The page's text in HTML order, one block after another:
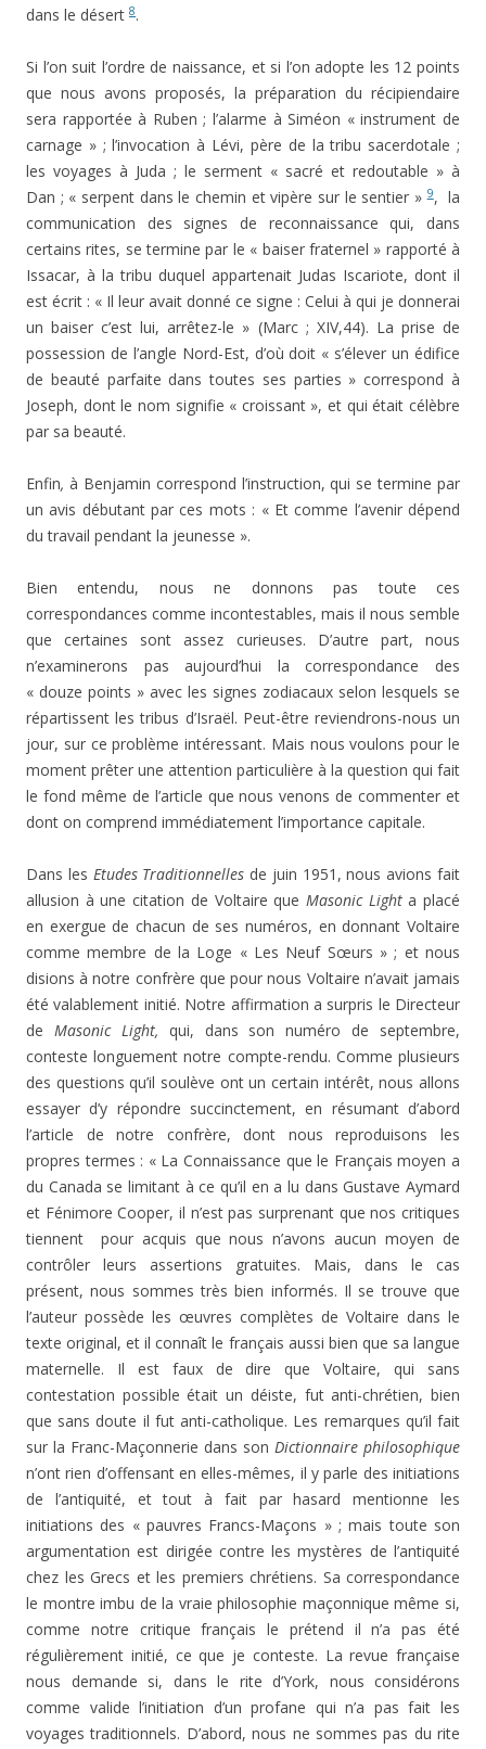
dans le désert 8.
Si l’on suit l’ordre de naissance, et si l’on adopte les 12 points
que nous avons proposés, la préparation du récipiendaire
sera rapportée à Ruben ; l’alarme à Siméon « instrument de
carnage » ; l’invocation à Lévi, père de la tribu sacerdotale ;
les voyages à Juda ; le serment « sacré et redoutable » à
Dan ; « serpent dans le chemin et vipère sur le sentier »9, la
communication des signes de reconnaissance qui, dans
certains rites, se termine par le « baiser fraternel » rapporté à
Issacar, à la tribu duquel appartenait Judas Iscariote, dont il
est écrit : « Il leur avait donné ce signe : Celui à qui je donnerai
un baiser c’est lui, arrêtez-le » (Marc ; XIV,44). La prise de
possession de l’angle Nord-Est, d’où doit « s’élever un édifice
de beauté parfaite dans toutes ses parties » correspond à
Joseph, dont le nom signifie « croissant », et qui était célèbre
par sa beauté.
Enfin, à Benjamin correspond l’instruction, qui se termine par
un avis débutant par ces mots : « Et comme l’avenir dépend
du travail pendant la jeunesse ».
Bien entendu, nous ne donnons pas toute ces
correspondances comme incontestables, mais il nous semble
que certaines sont assez curieuses. D’autre part, nous
n’examinerons pas aujourd’hui la correspondance des
« douze points » avec les signes zodiacaux selon lesquels se
répartissent les tribus d’Israël. Peut-être reviendrons-nous un
jour, sur ce problème intéressant. Mais nous voulons pour le
moment prêter une attention particulière à la question qui fait
le fond même de l’article que nous venons de commenter et
dont on comprend immédiatement l’importance capitale.
Dans les Etudes Traditionnelles de juin 1951, nous avions fait
allusion à une citation de Voltaire que Masonic Lighta placé
en exergue de chacun de ses numéros, en donnant Voltaire
comme membre de la Loge « Les Neuf Sœurs » ; et nous
disions à notre confrère que pour nous Voltaire n’avait jamais
été valablement initié. Notre affirmation a surpris le Directeur
de Masonic Light, qui, dans son numéro de septembre,
conteste longuement notre compte-rendu. Comme plusieurs
des questions qu’il soulève ont un certain intérêt, nous allons
essayer d’y répondre succinctement, en résumant d’abord
l’article de notre confrère, dont nous reproduisons les
propres termes : « La Connaissance que le Français moyen a
du Canada se limitant à ce qu’il en a lu dans Gustave Aymard
et Fénimore Cooper, il n’est pas surprenant que nos critiques
tiennent pour acquis que nous n’avons aucun moyen de
contrôler leurs assertions gratuites. Mais, dans le cas
présent, nous sommes très bien informés. Il se trouve que
l’auteur possède les œuvres complètes de Voltaire dans le
texte original, et il connaît le français aussi bien que sa langue
maternelle. Il est faux de dire que Voltaire, qui sans
contestation possible était un déiste, fut anti-chrétien, bien
que sans doute il fut anti-catholique. Les remarques qu’il fait
sur la Franc-Maçonnerie dans son Dictionnaire philosophique
n’ont rien d’offensant en elles-mêmes, il y parle des initiations
de l’antiquité, et tout à fait par hasard mentionne les
initiations des « pauvres Francs-Maçons » ; mais toute son
argumentation est dirigée contre les mystères de l’antiquité
chez les Grecs et les premiers chrétiens. Sa correspondance
le montre imbu de la vraie philosophie maçonnique même si,
comme notre critique français le prétend il n’a pas été
régulièrement initié, ce que je conteste. La revue française
nous demande si, dans le rite d’York, nous considérons
comme valide l’initiation d’un profane qui n’a pas fait les
voyages traditionnels. D’abord, nous ne sommes pas du rite